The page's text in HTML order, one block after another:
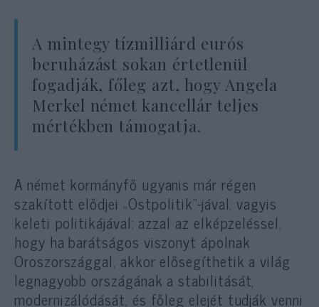
A mintegy tízmilliárd eurós
beruházást sokan értetlenül
fogadják, főleg azt, hogy Angela
Merkel német kancellár teljes
mértékben támogatja.
A német kormányfő ugyanis már régen
szakított elődjei „Ostpolitik”-jával, vagyis
keleti politikájával: azzal az elképzeléssel,
hogy ha barátságos viszonyt ápolnak
Oroszországgal, akkor elősegíthetik a világ
legnagyobb országának a stabilitását,
modernizálódását, és főleg elejét tudják venni